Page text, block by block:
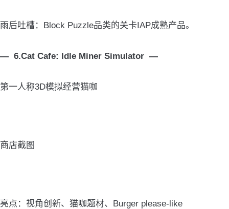
雨后吐槽：Block Puzzle品类的关卡IAP成熟产品。
— 6.Cat Cafe: Idle Miner Simulator —
第一人称3D模拟经营猫咖
商店截图
亮点：视角创新、猫咖题材、Burger please-like